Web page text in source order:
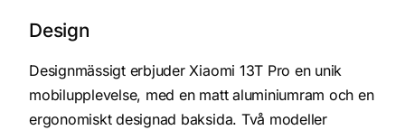
Design
Designmässigt erbjuder Xiaomi 13T Pro en unik
mobilupplevelse, med en matt aluminiumram och en
ergonomiskt designad baksida. Två modeller